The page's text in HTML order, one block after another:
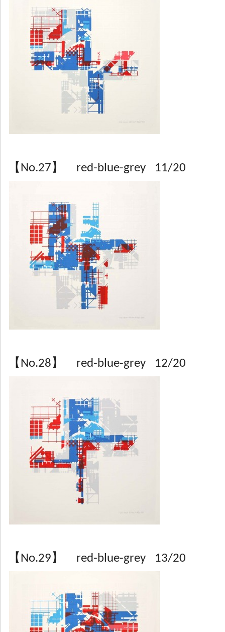
【No.27】 red-blue-grey 11/20
【No.28】 red-blue-grey 12/20
【No.29】 red-blue-grey 13/20